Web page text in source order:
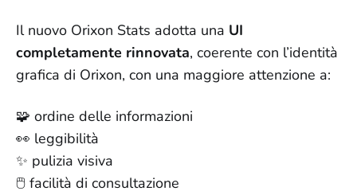
Il nuovo Orixon Stats adotta una UI
completamente rinnovata, coerente con l’identità
grafica di Orixon, con una maggiore attenzione a:
🧩 ordine delle informazioni
👀 leggibilità
✨ pulizia visiva
🖱️ facilità di consultazione